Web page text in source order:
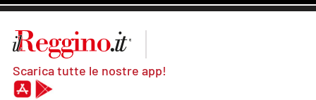
Scarica tutte le nostre app!